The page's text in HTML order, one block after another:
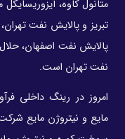
متانول کاوه،
نفت تهران است.
امروز در رینگ داخلی
مایع و نیتروژن مایع